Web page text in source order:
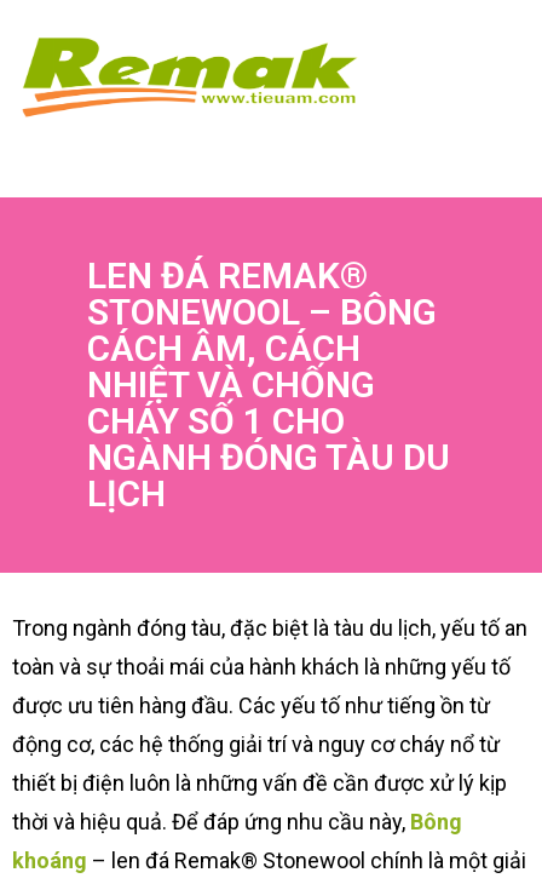
LEN ĐÁ REMAK®
STONEWOOL – BÔNG
CÁCH ÂM, CÁCH
NHIỆT VÀ CHỐNG
CHÁY SỐ 1 CHO
NGÀNH ĐÓNG TÀU DU
LỊCH
Trong ngành đóng tàu, đặc biệt là tàu du lịch, yếu tố an
toàn và sự thoải mái của hành khách là những yếu tố
được ưu tiên hàng đầu. Các yếu tố như tiếng ồn từ
động cơ, các hệ thống giải trí và nguy cơ cháy nổ từ
thiết bị điện luôn là những vấn đề cần được xử lý kịp
thời và hiệu quả. Để đáp ứng nhu cầu này, Bông
khoáng – len đá Remak® Stonewool chính là một giải